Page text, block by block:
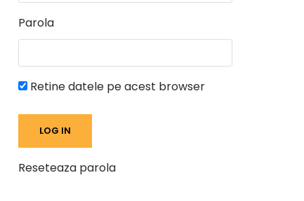
Parola
Retine datele pe acest browser
Reseteaza parola